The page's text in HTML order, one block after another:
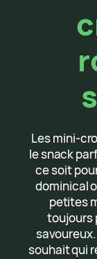
Les mini-
le snack
ce soit
dominical
petites
toujours
souhait qui